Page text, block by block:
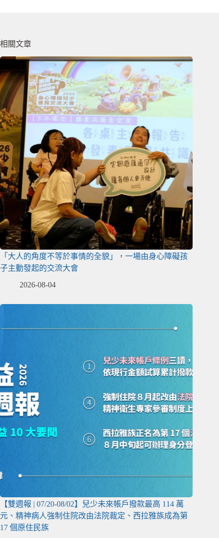
相關文章
「大人的角度不等於事情的全貌」，一場由身心障礙孩
子主動發起的交流大會
2026-08-04
【雙週報 | 07/20-08/02】兒少未來帳戶撥款最高 114 萬
元、精神病人強制住院改由法院裁定、西拉雅族成為第
17 個原住民族